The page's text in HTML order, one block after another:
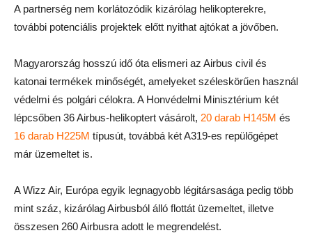
A partnerség nem korlátozódik kizárólag helikopterekre,
további potenciális projektek előtt nyithat ajtókat a jövőben.
Magyarország hosszú idő óta elismeri az Airbus civil és
katonai termékek minőségét, amelyeket széleskörűen használ
védelmi és polgári célokra. A Honvédelmi Minisztérium két
lépcsőben 36 Airbus-helikoptert vásárolt, 20 darab H145M és
16 darab H225M típusút, továbbá két A319-es repülőgépet
már üzemeltet is.
A Wizz Air, Európa egyik legnagyobb légitársasága pedig több
mint száz, kizárólag Airbusból álló flottát üzemeltet, illetve
összesen 260 Airbusra adott le megrendelést.